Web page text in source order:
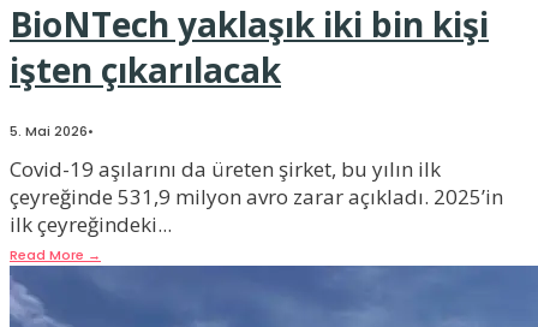
BioNTech yaklaşık iki bin kişi
işten çıkarılacak
5. Mai 2026•
Covid-19 aşılarını da üreten şirket, bu yılın ilk
çeyreğinde 531,9 milyon avro zarar açıkladı. 2025’in
ilk çeyreğindeki...
Read More →